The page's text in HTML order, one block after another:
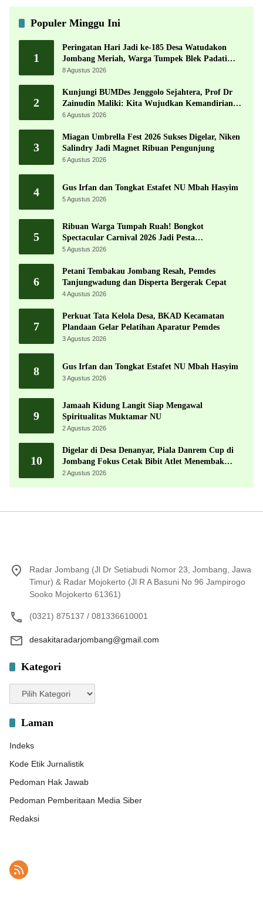
Populer Minggu Ini
1
Peringatan Hari Jadi ke-185 Desa Watudakon
Jombang Meriah, Warga Tumpek Blek Padati
Karnaval Budaya
8 Agustus 2026
2
Kunjungi BUMDes Jenggolo Sejahtera, Prof Dr
Zainudin Maliki: Kita Wujudkan Kemandirian
Ekonomi dengan Potensi Desa
6 Agustus 2026
3
Miagan Umbrella Fest 2026 Sukses Digelar, Niken
Salindry Jadi Magnet Ribuan Pengunjung
6 Agustus 2026
4 Gus Irfan dan Tongkat Estafet NU Mbah Hasyim
5 Agustus 2026
5
Ribuan Warga Tumpah Ruah! Bongkot
Spectacular Carnival 2026 Jadi Pesta
Kemerdekaan Terbesar di Peterongan
5 Agustus 2026
6
Petani Tembakau Jombang Resah, Pemdes
Tanjungwadung dan Disperta Bergerak Cepat
4 Agustus 2026
7
Perkuat Tata Kelola Desa, BKAD Kecamatan
Plandaan Gelar Pelatihan Aparatur Pemdes
3 Agustus 2026
8 Gus Irfan dan Tongkat Estafet NU Mbah Hasyim
3 Agustus 2026
9
Jamaah Kidung Langit Siap Mengawal
Spiritualitas Muktamar NU
2 Agustus 2026
10
Digelar di Desa Denanyar, Piala Danrem Cup di
Jombang Fokus Cetak Bibit Atlet Menembak
Berprestasi
2 Agustus 2026
Radar Jombang (Jl Dr Setiabudi Nomor 23, Jombang, Jawa
Timur) & Radar Mojokerto (Jl R A Basuni No 96 Jampirogo
Sooko Mojokerto 61361)
(0321) 875137 / 081336610001
desakitaradarjombang@gmail.com
Kategori
Kategori
Laman
Indeks
Kode Etik Jurnalistik
Pedoman Hak Jawab
Pedoman Pemberitaan Media Siber
Redaksi